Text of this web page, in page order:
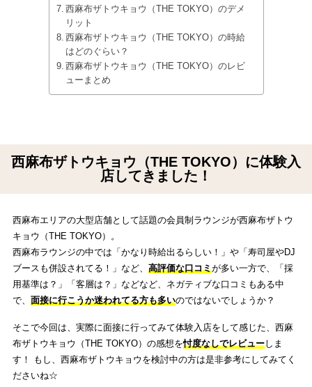
西麻布ザトウキョウ（THE TOKYO）のデメ
リット
西麻布ザトウキョウ（THE TOKYO）の時給
はどのぐらい？
西麻布ザトウキョウ（THE TOKYO）のレビ
ューまとめ
西麻布ザトウキョウ（THE TOKYO）に体験入
店してきました！
西麻布エリアの大型店舗として話題の会員制ラウンジが西麻布ザトウ
キョウ（THE TOKYO）。
西麻布ラウンジの中では「かなり時給出るらしい！」や「寿司屋やDJ
ブースも併設されてる！」など、 高評価な口コミが多い一方で、「採
用基準は？」「客層は？」などなど、ネガティブな口コミもある中
で、 面接に行こうか迷われてる方も多いのではないでしょうか？
そこで今回は、実際に面接に行ってみて体験入店をして感じた、西麻
布ザトウキョウ（THE TOKYO）の感想を忖度なしでレビューしま
す！ もし、西麻布ザトウキョウを検討中の方は是非参考にしてみてく
ださいね☆